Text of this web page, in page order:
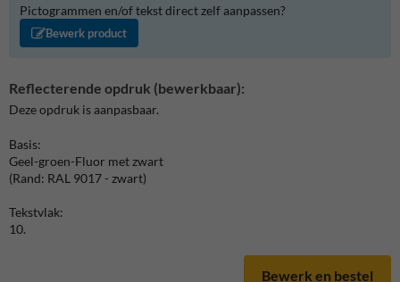
Pictogrammen en/of tekst direct zelf aanpassen?
Bewerk product
Reflecterende opdruk (bewerkbaar):
Deze opdruk is aanpasbaar.
Basis:
Geel-groen-Fluor met zwart
(Rand: RAL 9017 - zwart)
Tekstvlak:
10.
Bewerk en bestel